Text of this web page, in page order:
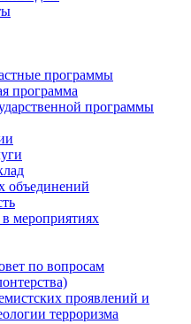
программы
программа
программы
объединений
мероприятиях
по вопросам
проявлений и
терроризма